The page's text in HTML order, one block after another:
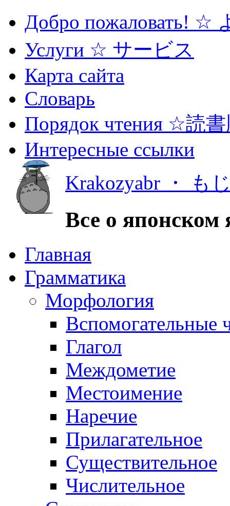
Добро пожаловать! ☆
Услуги ☆ サービス
Карта сайта
Словарь
Порядок чтения ☆読
Интересные ссылки
Krakozyabr ・ も
Все о японском
Главная
Грамматика
Морфология
Вспомогательные
Глагол
Междометие
Местоимение
Наречие
Прилагательное
Существительное
Числительное